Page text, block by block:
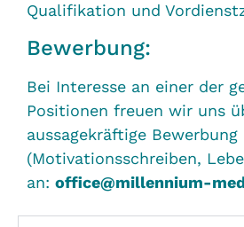
Qualifikation und
Bewerbung:
Bei Interesse an einer der
Positionen freuen wir uns
aussagekräftige Bewerbung
(Motivationsschreiben,
an: office@millennium-